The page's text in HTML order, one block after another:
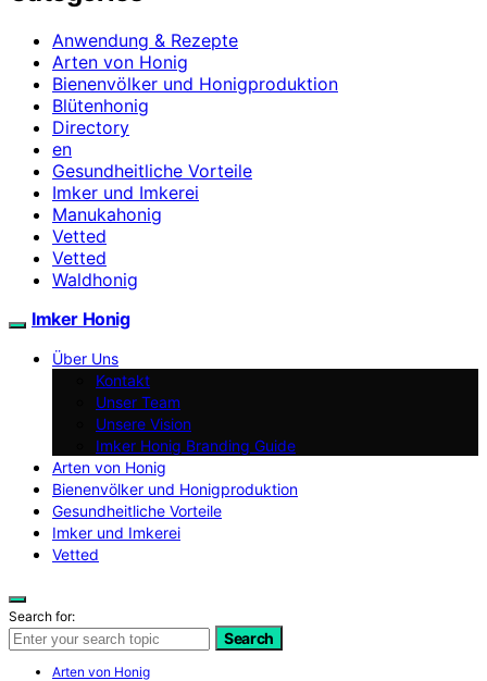
Anwendung & Rezepte
Arten von Honig
Bienenvölker und Honigproduktion
Blütenhonig
Directory
en
Gesundheitliche Vorteile
Imker und Imkerei
Manukahonig
Vetted
Vetted
Waldhonig
Imker Honig
Über Uns
Kontakt
Unser Team
Unsere Vision
Imker Honig Branding Guide
Arten von Honig
Bienenvölker und Honigproduktion
Gesundheitliche Vorteile
Imker und Imkerei
Vetted
Search for:
Search
Arten von Honig